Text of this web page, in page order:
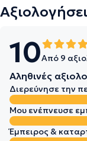
10Από 9
Αληθινές
Διερεύνησε την
Μου ενέπνευσε
Έμπειρος &